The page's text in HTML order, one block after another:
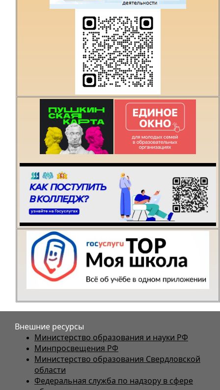
Есть предложения по
организации учебного
процесса или знаете,
как сделать техникум
лучше?
Написать о проблеме
Внешние ресурсы
Министерство образования и науки РФ
Минпросвещения РФ
Министерство образования Свердловской
области
Федеральная служба по надзору в сфере